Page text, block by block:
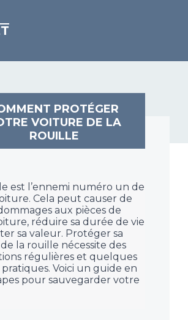
PROTÉGER
VOITURE DE LA
ROUILLE
est l’ennemi numéro un de
Cela peut causer de
aux pièces de
réduire sa durée de vie
sa valeur. Protéger sa
la rouille nécessite des
régulières et quelques
Voici un guide en
pour sauvegarder votre